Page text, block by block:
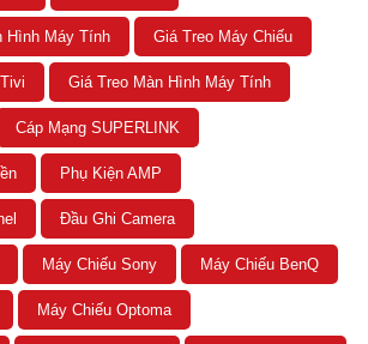
Hình Máy Tính Giá Treo Máy Chiếu
Giá Treo Màn Hình Máy Tính
Cáp Mạng SUPERLINK
Phụ Kiện AMP
Đầu Ghi Camera
Máy Chiếu Sony Máy Chiếu BenQ
Máy Chiếu Optoma